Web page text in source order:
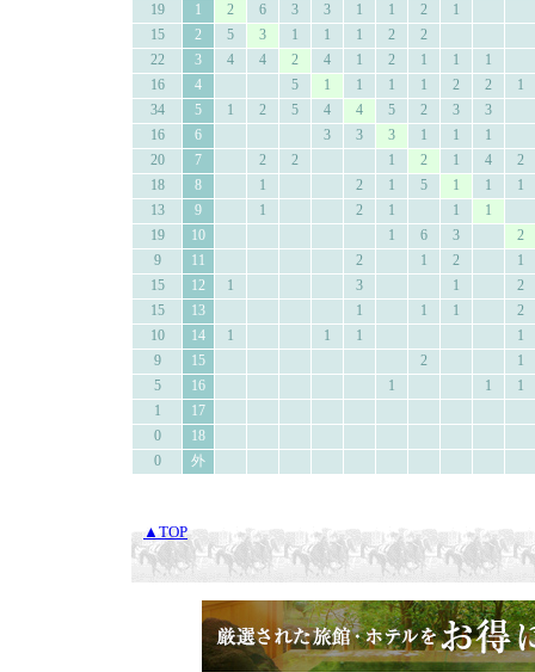
19
1 2 6 3 3 1 1 2
1
15
2 5 3 1 1 1 2
2
22
3 4 4 2 4 1 2 1 1
1
16
4 5 1 1 1 1 2 2
1
34
5 1 2 5 4 4 5 2 3
3
16
6 3 3 3 1 1
1
20
7 2 2 1 2 1 4
2
18
8 1 2 1 5 1 1
1
13
9 1 2 1 1
1
19
10 1 6 3
2
9
11 2 1 2
1
15
12 1 3 1
2
15
13 1 1 1
2
10
14 1 1 1
1
9
15 2
1
5
16 1 1
1
1
17
0
18
0
外
▲TOP